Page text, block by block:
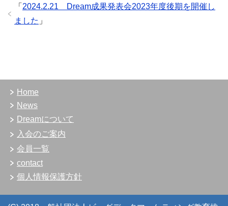
「 2024.2.21 Dream成果発表会2023年度後期を開催し
ました 」
Home
News
Dreamについて
入会のご案内
会員一覧
contact
個人情報保護方針